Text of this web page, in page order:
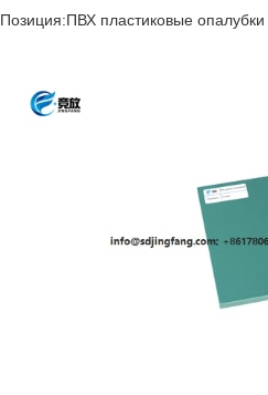
Позиция:ПВХ пластиковые опалубки